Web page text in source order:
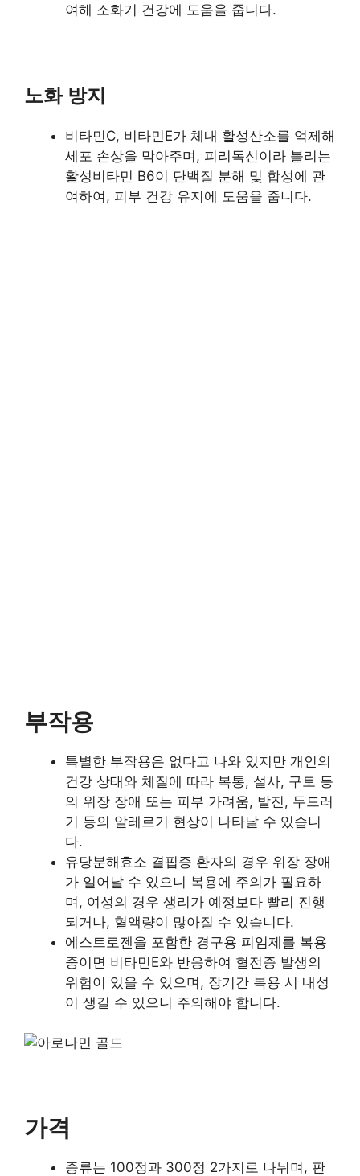
여해 소화기 건강에 도움을 줍니다.
노화 방지
비타민C, 비타민E가 체내 활성산소를 억제해
세포 손상을 막아주며, 피리독신이라 불리는
활성비타민 B6이 단백질 분해 및 합성에 관
여하여, 피부 건강 유지에 도움을 줍니다.
부작용
특별한 부작용은 없다고 나와 있지만 개인의
건강 상태와 체질에 따라 복통, 설사, 구토 등
의 위장 장애 또는 피부 가려움, 발진, 두드러
기 등의 알레르기 현상이 나타날 수 있습니
다.
유당분해효소 결핍증 환자의 경우 위장 장애
가 일어날 수 있으니 복용에 주의가 필요하
며, 여성의 경우 생리가 예정보다 빨리 진행
되거나, 혈액량이 많아질 수 있습니다.
에스트로젠을 포함한 경구용 피임제를 복용
중이면 비타민E와 반응하여 혈전증 발생의
위험이 있을 수 있으며, 장기간 복용 시 내성
이 생길 수 있으니 주의해야 합니다.
가격
종류는 100정과 300정 2가지로 나뉘며, 판